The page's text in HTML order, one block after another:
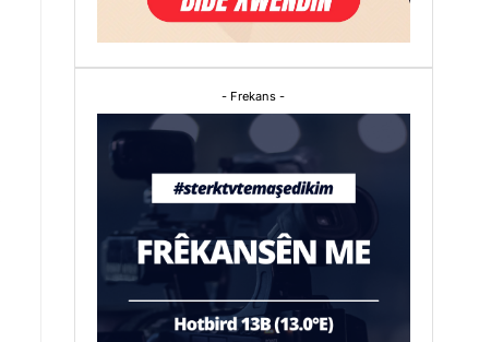
- Frekans -